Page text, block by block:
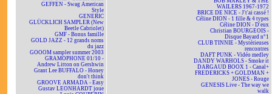
GEFFEN - Swag American
Style
GENERIC
GLÜCKLICH SAMPLER (New
Beetle Cabriolet)
GMF - Bonus famille
GOLD JAZZ - 12 grands noms
du jazz
GOOOM sampler summer 2003
GRAMOPHONE 01/10 -
Andrew Litton on Gershwin
Grant Lee BUFFALO - Honey
don't think
GROOVE ARMADA - Easy
Gustav LEONHARDT joue
WAILERS 1967-1972
BRICE DE NICE - J't'ai cassé !
Céline DION - 1 fille & 4 types
Céline DION - D'eux
Christian BOURGEOIS -
Disque Bayard n°1
CLUB TINNIE - Mystérieuses
rencontres
DAFT PUNK - Vidéo medley
DANDY WARHOLS - Smoke it
DARGAUD BOOX 1 - Canal+
FREDERICKS + GOLDMAN +
JONES - Rouge
GENESIS Live - The way we
walk